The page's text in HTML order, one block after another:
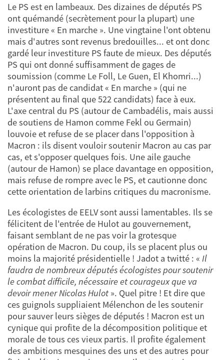
Le PS est en lambeaux. Des dizaines de députés PS
ont quémandé (secrètement pour la plupart) une
investiture « En marche ». Une vingtaine l'ont obtenu
mais d'autres sont revenus bredouilles... et ont donc
gardé leur investiture PS faute de mieux. Des députés
PS qui ont donné suffisamment de gages de
soumission (comme Le Foll, Le Guen, El Khomri...)
n'auront pas de candidat « En marche » (qui ne
présentent au final que 522 candidats) face à eux.
L'axe central du PS (autour de Cambadélis, mais aussi
de soutiens de Hamon comme Fekl ou Germain)
louvoie et refuse de se placer dans l'opposition à
Macron : ils disent vouloir soutenir Macron au cas par
cas, et s'opposer quelques fois. Une aile gauche
(autour de Hamon) se place davantage en opposition,
mais refuse de rompre avec le PS, et cautionne donc
cette orientation de larbins critiques du macronisme.
Les écologistes de EELV sont aussi lamentables. Ils se
félicitent de l'entrée de Hulot au gouvernement,
faisant semblant de ne pas voir la grotesque
opération de Macron. Du coup, ils se placent plus ou
moins la majorité présidentielle ! Jadot a twitté : « Il
faudra de nombreux députés écologistes pour soutenir
le combat difficile, nécessaire et courageux que va
devoir mener Nicolas Hulot». Quel pitre ! Et dire que
ces guignols suppliaient Mélenchon de les soutenir
pour sauver leurs sièges de députés ! Macron est un
cynique qui profite de la décomposition politique et
morale de tous ces vieux partis. Il profite également
des ambitions mesquines des uns et des autres pour